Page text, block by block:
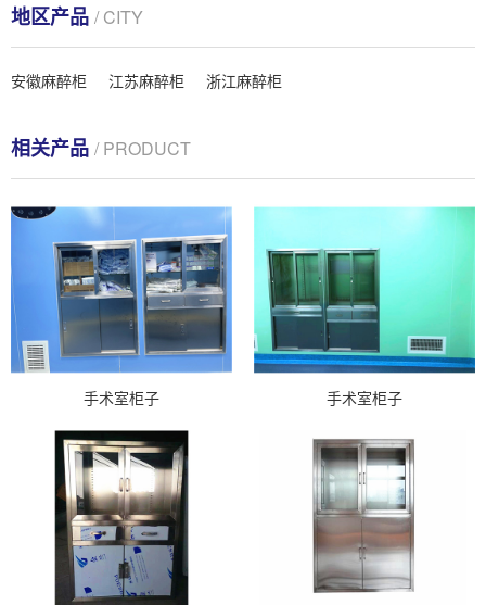
地区产品 / CITY
安徽麻醉柜 江苏麻醉柜 浙江麻醉柜
相关产品 / PRODUCT
手术室柜子 手术室柜子